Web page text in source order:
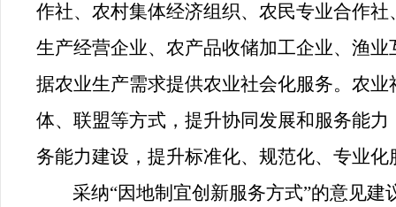
作社、农村集体经济组织、农民专业合作
生产经营企业、农产品收储加工企业、渔
据农业生产需求提供农业社会化服务。农
体、联盟等方式，提升协同发展和服务能
务能力建设，提升标准化、规范化、专业化
采纳“因地制宜创新服务方式”的意见